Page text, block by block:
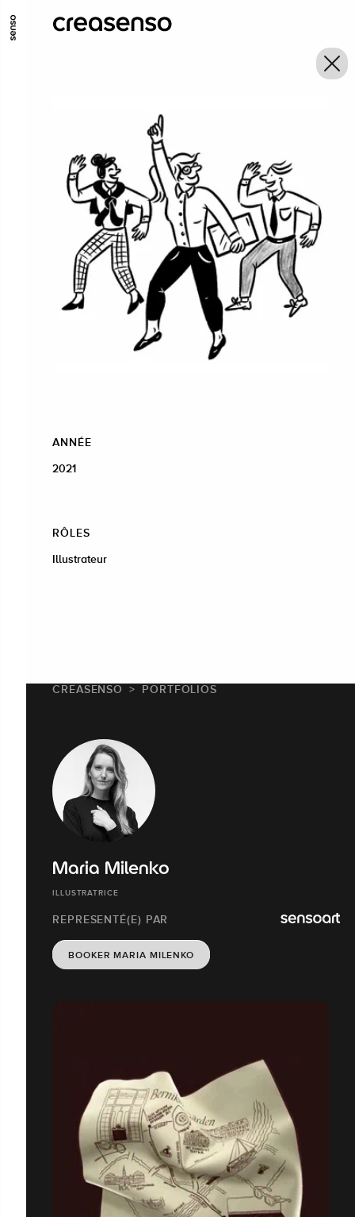
ALLER AU CONTENU PRINCIPAL
ANNÉE
2021
RÔLES
Illustrateur
CREASENSO PORTFOLIOS
Maria Milenko
ILLUSTRATRICE
REPRESENTÉ(E) PAR
BOOKER MARIA MILENKO